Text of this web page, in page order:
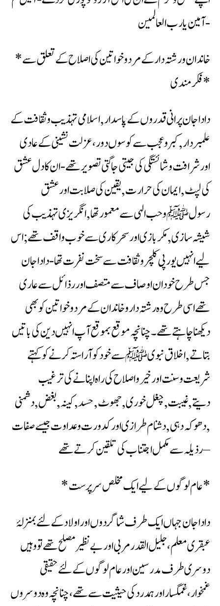
آمین یارب العالمين-
*خاندان ورشتہ دار کے مرد وخواتین کی اصلاح کے تعلق سے
فکرمندی*
دادا جان پرانی قدروں کے پاسدار ,اسلامی تہذیب وثقافت کے
علمبردار,کبر وعجب سے کوسوں دور،عزلت نشینی کے عادی
اور شرافت وشائستگی کی جیتی جاگتی تصویر تھے -ان کادل عشق
کی لپٹ ,ایمان کی حرارت , یقین کی صلابت اور عشق
رسولﷺ وحب الہی سے معمور تھا , انگریزی تہذیب کی
شیشہ سازی ,مکربازی اور سحرکاری سے خوب واقف تھے ;اس
لیے انہیں یورپی کلچر وثقافت سے سخت نفرت تھا -داداجان
جس طرح خود ان اوصاف سے متصف اور رذائل سے عاری
تھے اسی طرح وہ رشتہ داروخاندان کے مردوخواتین کو بھی
دیکھنا چاہتے تھے۔ چنانچہ موقع بموقع آپ انہیں دین کی باتیں
بتاتے ,اخلاق نبویﷺ سے خودکو آراستہ کرنے کو کہتے
شریعت وسنت اور خیر واصلاح کی راہ اپنانےکی ترغیب
دیتے,غیبت ,چغل خوری ,جھوٹ ,حسد ,کینہ ,بغض ,دشمنی
,دھوکہ دہی ,دشنام طرازی اور کدورت وعداوت جیسے صفات
رذیلہ سے مکمل اجتناب کی تلقین کرتے تھے –
*عام لوگوں کے لیے ایک مخلص سرپرست*
دادا جان جہاں ایک طرف شاگردوں اور اولاد کے لئے بمنزلۂ
عبقری معلم، جلیل القدر مربی اور بے نظیر مصلح تھے تو وہیں
دوسری طرف مدرسین اور عام لوگوں کے لئے حقیقی
غمخوار،غمگسار اور ہمدرد کی حیثیت سے تھے، چنانچہ وہ دوسروں